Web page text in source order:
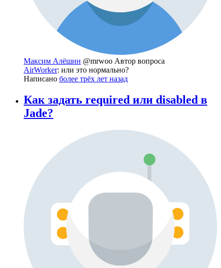
Максим Алёшин @mrwoo Автор вопроса
AirWorker: или это нормально?
Написано более трёх лет назад
Как задать required или disabled в
Jade?